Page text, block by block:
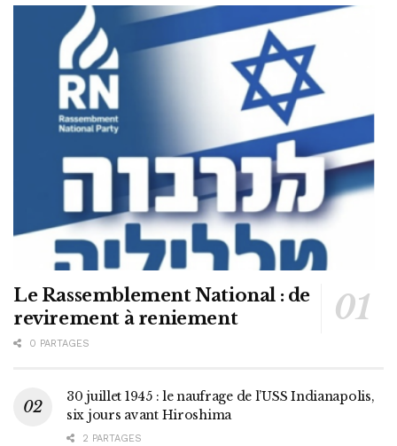
Le Rassemblement National : de
revirement à reniement
0 PARTAGES
30 juillet 1945 : le naufrage de l’USS Indianapolis,
six jours avant Hiroshima
2 PARTAGES